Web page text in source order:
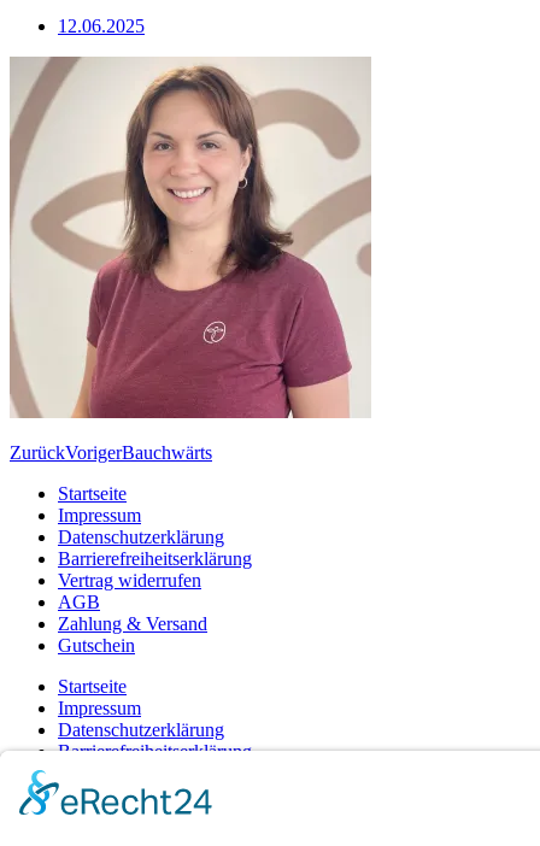
12.06.2025
ZurückVorigerBauchwärts
Startseite
Impressum
Datenschutzerklärung
Barrierefreiheitserklärung
Vertrag widerrufen
AGB
Zahlung & Versand
Gutschein
Startseite
Impressum
Datenschutzerklärung
Barrierefreiheitserklärung
AGB
Zahlung & Versand